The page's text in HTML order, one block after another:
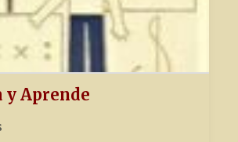
y Aprende